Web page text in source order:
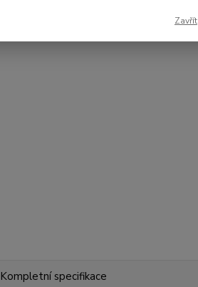
Kompletní specifikace
Zavřít